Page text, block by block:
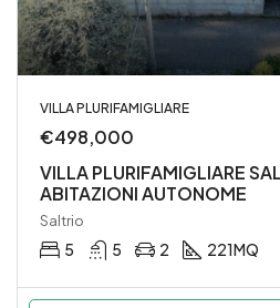
VILLA PLURIFAMIGLIARE
€498,000
VILLA PLURIFAMIGLIARE
ABITAZIONI AUTONOME
Saltrio
5 5 2 221MQ